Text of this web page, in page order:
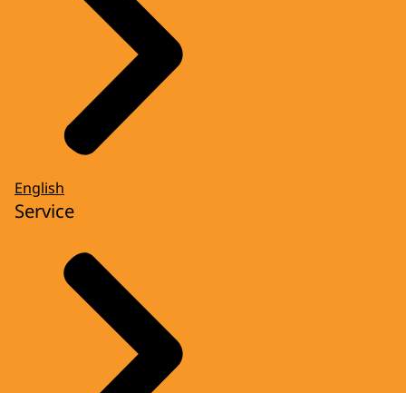
English
Service